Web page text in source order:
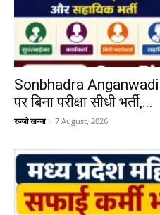
Sonbhadra
पर बिना परीक्षा सीधी भर्ती,...
रज्जो खन्ना - 7 August, 2026